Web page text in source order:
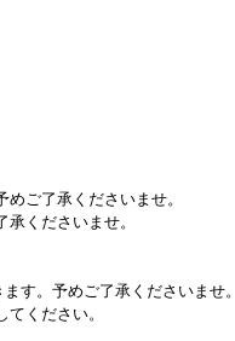
承くださいませ。
さいませ。
めご了承くださいませ。
ださい。